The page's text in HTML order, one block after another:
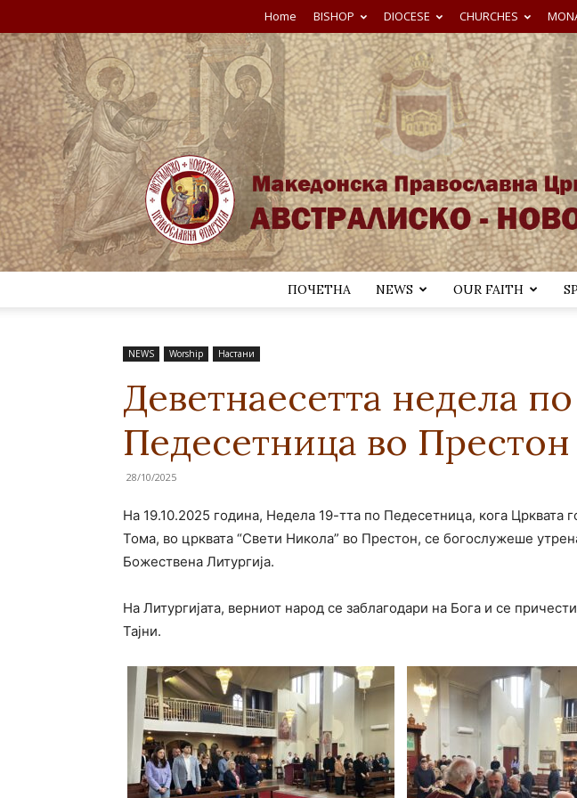
Home BISHOP DIOCESE CHURCHES
ПОЧЕТНА NEWS OUR FAITH
NEWS Worship Настани
Деветнаесетта недела по
Педесетница во Престон
28/10/2025
На 19.10.2025 година, Недела 19-тта по Педесетница, кога Црквата
Тома, во црквата “Свети Никола” во Престон, се богослужеше
Божествена Литургија.
На Литургијата, верниот народ се заблагодари на Бога и се
Тајни.